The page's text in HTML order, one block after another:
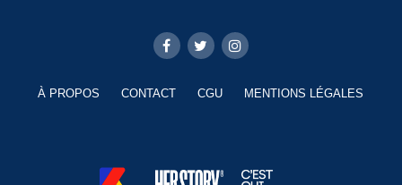
À PROPOS CONTACT CGU MENTIONS LÉGALES